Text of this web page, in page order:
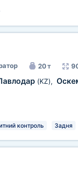
20 т
(KZ),
контроль Задня